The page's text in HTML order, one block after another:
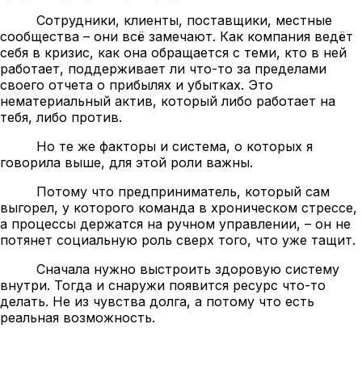
Сотрудники, клиенты, поставщики, местные
сообщества – они всё замечают. Как компания ведёт
себя в кризис, как она обращается с теми, кто в ней
работает, поддерживает ли что-то за пределами
своего отчета о прибылях и убытках. Это
нематериальный актив, который либо работает на
тебя, либо против.
Но те же факторы и система, о которых я
говорила выше, для этой роли важны.
Потому что предприниматель, который сам
выгорел, у которого команда в хроническом стрессе,
а процессы держатся на ручном управлении, – он не
потянет социальную роль сверх того, что уже тащит.
Сначала нужно выстроить здоровую систему
внутри. Тогда и снаружи появится ресурс что-то
делать. Не из чувства долга, а потому что есть
реальная возможность.